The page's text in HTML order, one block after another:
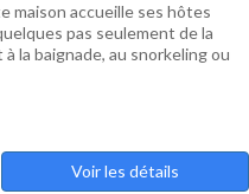
maison accueille ses hôtes
pas seulement de la
la baignade, au snorkeling ou
Voir les détails